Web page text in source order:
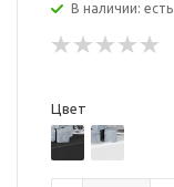
В наличии: есть
Цвет